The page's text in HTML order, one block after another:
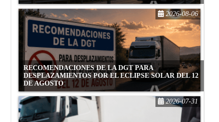
RECOMENDACIONES DE LA DGT PARA
DESPLAZAMIENTOS POR EL ECLIPSE SOLAR DEL 12
DE AGOSTO
2026-08-06
2026-07-31